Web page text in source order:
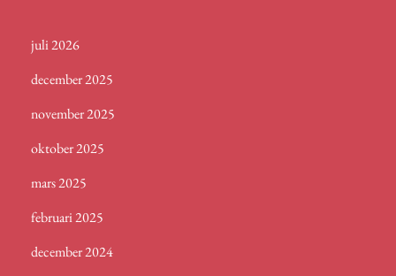
juli 2026
december 2025
november 2025
oktober 2025
mars 2025
februari 2025
december 2024